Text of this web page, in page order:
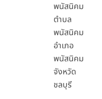
พนัสนิคม
ตำบล
พนัสนิคม
อำเภอ
พนัสนิคม
จังหวัด
ชลบุรี